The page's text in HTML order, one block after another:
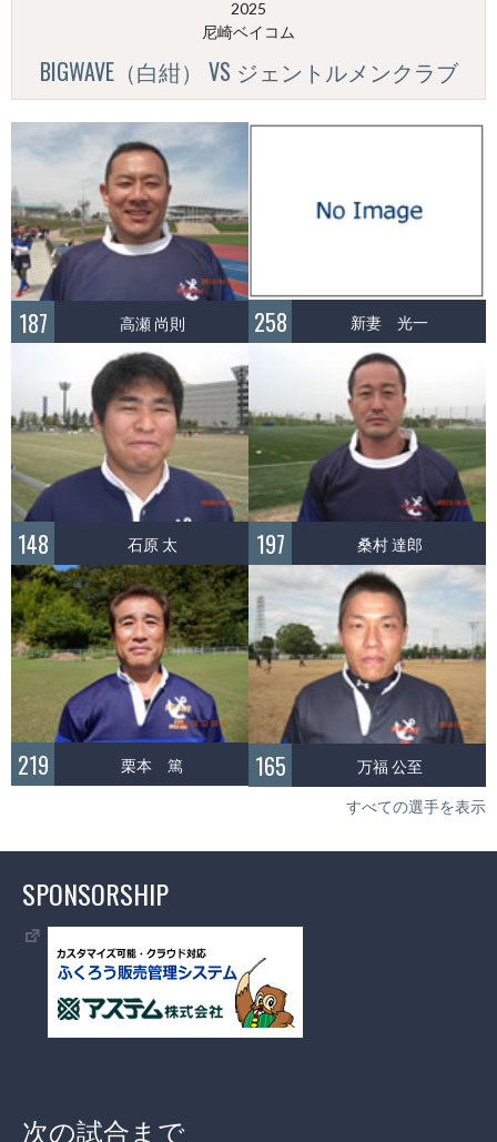
2025
尼崎ベイコム
BIGWAVE（白紺） VS ジェントルメンクラブ
187 高瀬 尚則 258 新妻 光一
148 石原 太 197 桑村 達郎
219 栗本 篤 165 万福 公至
すべての選手を表示
SPONSORSHIP
次の試合まで